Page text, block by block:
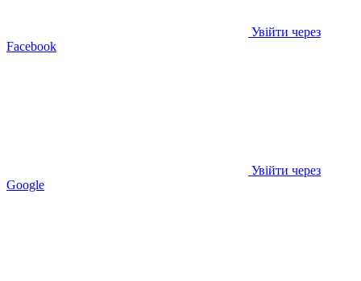
Увійти через
Facebook
Увійти через
Google